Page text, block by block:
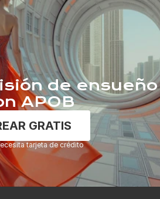
de ensueño
APOB
GRATIS
tarjeta de crédito